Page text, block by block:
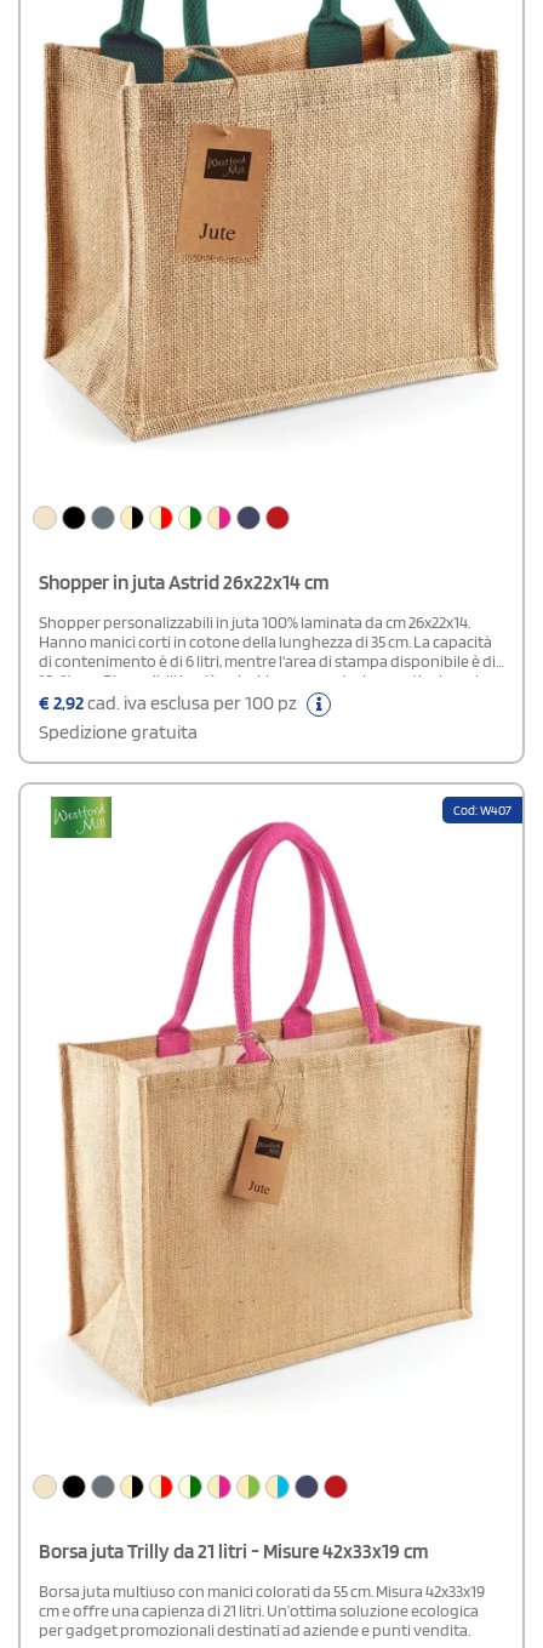
Shopper in juta Astrid 26x22x14 cm
Shopper personalizzabili in juta 100% laminata da cm 26x22x14.
Hanno manici corti in cotone della lunghezza di 35 cm. La capacità
di contenimento è di 6 litri, mentre l'area di stampa disponibile è di
18x14 cm. Disponibili in più colori, hanno un design particolare che
esalta chi ama gadget promozionali ecologici e dai tessuti naturali.
€2,92cad. iva esclusa per 100 pz
Spedizione gratuita
Cod: W407
Borsa juta Trilly da 21 litri - Misure 42x33x19 cm
Borsa juta multiuso con manici colorati da 55 cm. Misura 42x33x19
cm e offre una capienza di 21 litri. Un’ottima soluzione ecologica
per gadget promozionali destinati ad aziende e punti vendita.